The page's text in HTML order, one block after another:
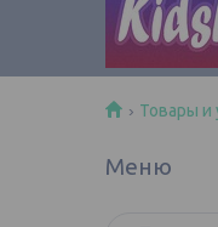
Товары и